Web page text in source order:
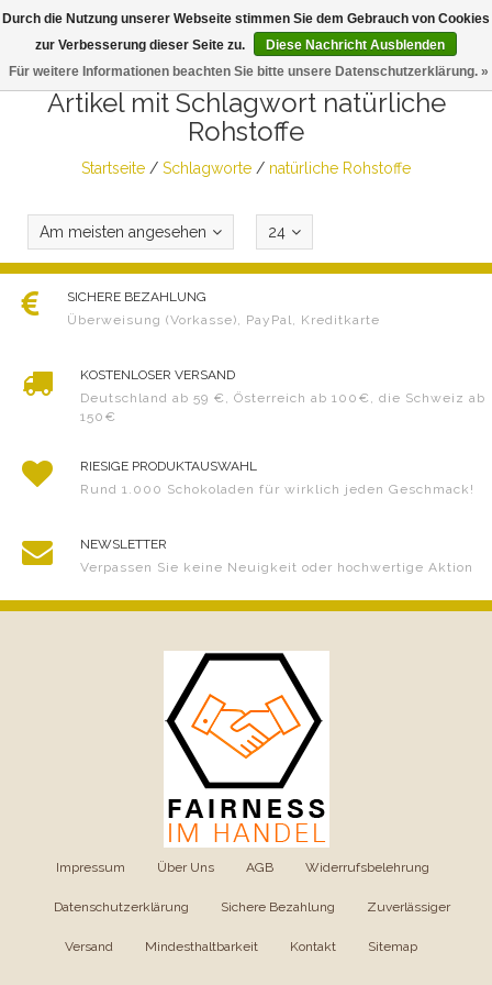
Artikel mit Schlagwort natürliche
Rohstoffe
Startseite / Schlagworte / natürliche Rohstoffe
Am meisten angesehen 24
SICHERE BEZAHLUNG
Überweisung (Vorkasse), PayPal, Kreditkarte
KOSTENLOSER VERSAND
Deutschland ab 59 €, Österreich ab 100€, die Schweiz ab
150€
RIESIGE PRODUKTAUSWAHL
Rund 1.000 Schokoladen für wirklich jeden Geschmack!
NEWSLETTER
Verpassen Sie keine Neuigkeit oder hochwertige Aktion
Impressum Über Uns AGB Widerrufsbelehrung
Datenschutzerklärung Sichere Bezahlung Zuverlässiger
Versand Mindesthaltbarkeit Kontakt Sitemap
Durch die Nutzung unserer Webseite stimmen Sie dem Gebrauch von Cookies
zur Verbesserung dieser Seite zu.
Diese Nachricht Ausblenden
Für weitere Informationen beachten Sie bitte unsere Datenschutzerklärung. »